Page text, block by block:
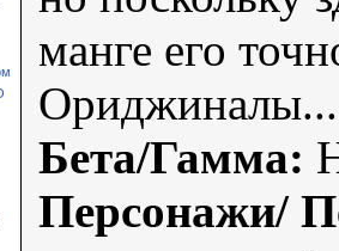
манге его
Ориджиналы...
Бета/Гамма:
Персонажи/